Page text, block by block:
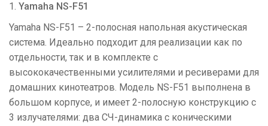
1. Yamaha NS-F51
Yamaha NS-F51 – 2-полосная напольная акустическая
система. Идеально подходит для реализации как по
отдельности, так и в комплекте с
высококачественными усилителями и ресиверами для
домашних кинотеатров. Модель NS-F51 выполнена в
большом корпусе, и имеет 2-полосную конструкцию с
3 излучателями: два СЧ-динамика с коническими